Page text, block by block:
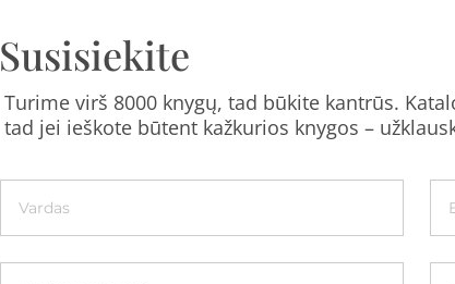
Susisiekite
Turime virš 8000 knygų, tad būkite kantrūs.
tad jei ieškote būtent kažkurios knygos –